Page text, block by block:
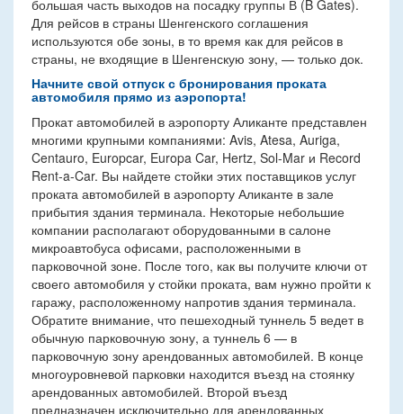
большая часть выходов на посадку группы В (B Gates).
Для рейсов в страны Шенгенского соглашения
используются обе зоны, в то время как для рейсов в
страны, не входящие в Шенгенскую зону, — только док.
Начните свой отпуск с бронирования проката
автомобиля прямо из аэропорта!
Прокат автомобилей в аэропорту Аликанте представлен
многими крупными компаниями: Avis, Atesa, Auriga,
Centauro, Europcar, Europa Car, Hertz, Sol-Mar и Record
Rent-a-Car. Вы найдете стойки этих поставщиков услуг
проката автомобилей в аэропорту Аликанте в зале
прибытия здания терминала. Некоторые небольшие
компании располагают оборудованными в салоне
микроавтобуса офисами, расположенными в
парковочной зоне. После того, как вы получите ключи от
своего автомобиля у стойки проката, вам нужно пройти к
гаражу, расположенному напротив здания терминала.
Обратите внимание, что пешеходный туннель 5 ведет в
обычную парковочную зону, а туннель 6 — в
парковочную зону арендованных автомобилей. В конце
многоуровневой парковки находится въезд на стоянку
арендованных автомобилей. Второй въезд
предназначен исключительно для арендованных